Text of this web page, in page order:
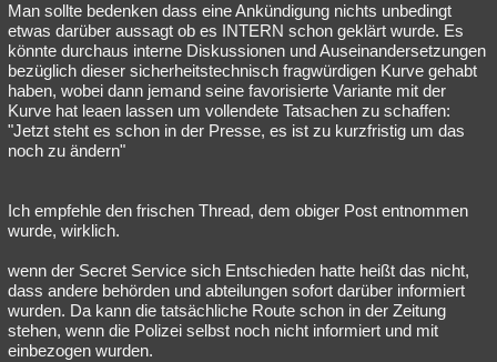
Man sollte bedenken dass eine Ankündigung nichts unbedingt
etwas darüber aussagt ob es INTERN schon geklärt wurde. Es
könnte durchaus interne Diskussionen und Auseinandersetzungen
bezüglich dieser sicherheitstechnisch fragwürdigen Kurve gehabt
haben, wobei dann jemand seine favorisierte Variante mit der
Kurve hat leaen lassen um vollendete Tatsachen zu schaffen:
"Jetzt steht es schon in der Presse, es ist zu kurzfristig um das
noch zu ändern"
Ich empfehle den frischen Thread, dem obiger Post entnommen
wurde, wirklich.
wenn der Secret Service sich Entschieden hatte heißt das nicht,
dass andere behörden und abteilungen sofort darüber informiert
wurden. Da kann die tatsächliche Route schon in der Zeitung
stehen, wenn die Polizei selbst noch nicht informiert und mit
einbezogen wurden.